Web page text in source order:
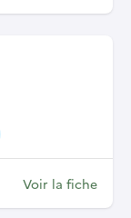
Voir la fiche